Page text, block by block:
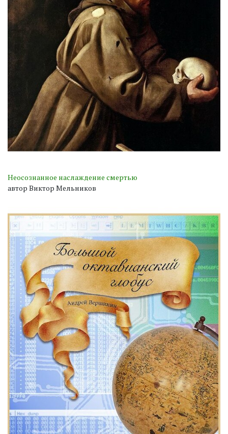
Неосознанное наслаждение смертью
автор Виктор Мельников